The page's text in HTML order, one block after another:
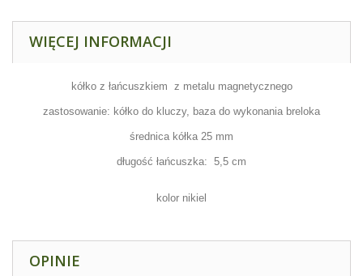
WIĘCEJ INFORMACJI
kółko z łańcuszkiem z metalu magnetycznego
zastosowanie: kółko do kluczy, baza do wykonania breloka
średnica kółka 25 mm
długość łańcuszka: 5,5 cm
kolor nikiel
OPINIE